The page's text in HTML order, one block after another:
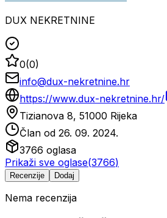
DUX NEKRETNINE
0(0)
info@dux-nekretnine.hr
https://www.dux-nekretnine.hr/
Tizianova 8, 51000 Rijeka
Član od 26. 09. 2024.
3766 oglasa
Prikaži sve oglase(3766)
Recenzije Dodaj
Nema recenzija